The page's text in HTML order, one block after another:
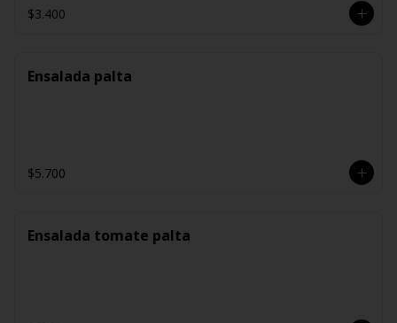
$3.400
Ensalada palta
$5.700
Ensalada tomate palta